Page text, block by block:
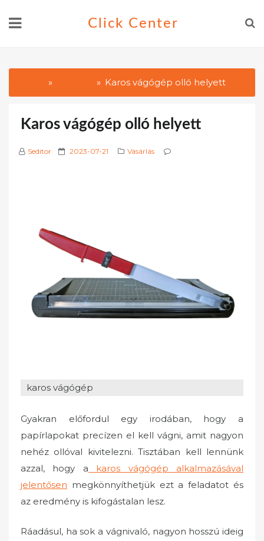
Click Center
Karos vágógép olló helyett
Karos vágógép olló helyett
Seditor
P
o
n
2023-07-21 Vásárlás
karos vágógép
Gyakran előfordul egy irodában, hogy a
papírlapokat precízen el kell vágni, amit nagyon
nehéz ollóval kivitelezni. Tisztában kell lennünk
azzal, hogy a karos vágógép alkalmazásával
jelentősen megkönnyíthetjük ezt a feladatot és
az eredmény is kifogástalan lesz.
Ráadásul, ha sok a vágnivaló, nagyon hosszú ideig